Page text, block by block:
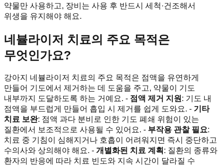
약물만 사용하고, 장비는 사용 후 반드시 세척·건조해서
위생을 유지해야 해요.
네뷸라이저 치료의 주요 목적은
무엇인가요?
강아지 네뷸라이저 치료의 주요 목적은 점액을 유연하게
만들어 기도에서 제거하는 데 도움을 주고, 약물이 기도
내부까지 도달하도록 하는 거예요. - 점액 제거 지원: 기도 내
점액을 부드럽게 만들어 흡입 시 제거를 쉽게 도와요. - 기타
치료 보완: 점액 과다 분비로 인한 기도 폐쇄 위험이 있는
질환에서 보조적으로 사용될 수 있어요. - 부작용 관찰 필요:
치료 중 기침이 심해지거나 호흡이 어려워지면 즉시 중단하고
수의사와 상의해야 해요. - 개별화된 치료 계획 : 질환의 종류와
환자의 반응에 따라 치료 빈도와 지속 시간이 달라질 수